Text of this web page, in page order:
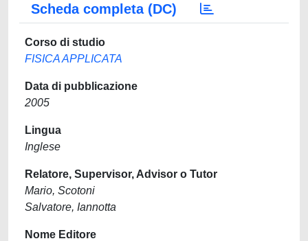
Scheda completa (DC)
Corso di studio
FISICA APPLICATA
Data di pubblicazione
2005
Lingua
Inglese
Relatore, Supervisor, Advisor o Tutor
Mario, Scotoni
Salvatore, Iannotta
Nome Editore